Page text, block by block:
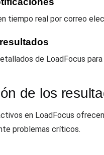
tiempo real por correo
de LoadFocus
de los
en LoadFocus
problemas críticos.